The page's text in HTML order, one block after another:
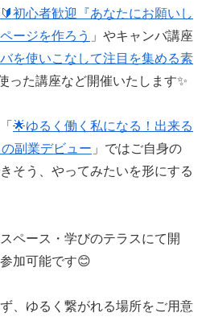
🔰初心者歓迎『あなたにお願いし
ージを作ろう 」やキャンバ講座
を使いこなして注目を集める素
った講座など開催いたします✨
🌟ゆるく働く私になる！出来る
副業デビュー 」ではご自身の
そう、やってみたいを形にする
ペース・学びのテラスにて開
加可能です😊
、ゆるく繋がれる場所をご用意